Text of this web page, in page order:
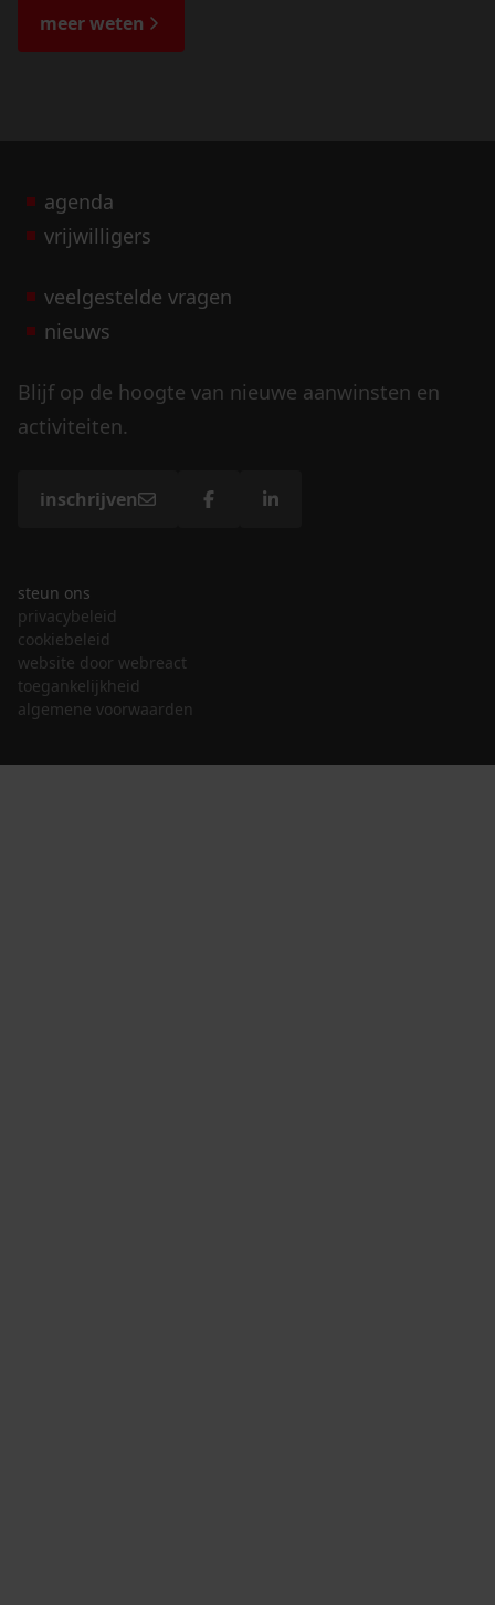
de bijzondere verhalen.
meer weten
agenda
vrijwilligers
veelgestelde vragen
nieuws
Blijf op de hoogte van nieuwe aanwinsten en
activiteiten.
inschrijven
steun ons
privacybeleid
cookiebeleid
website door webreact
toegankelijkheid
algemene voorwaarden